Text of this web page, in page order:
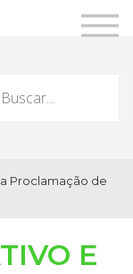
Proclamação de
E